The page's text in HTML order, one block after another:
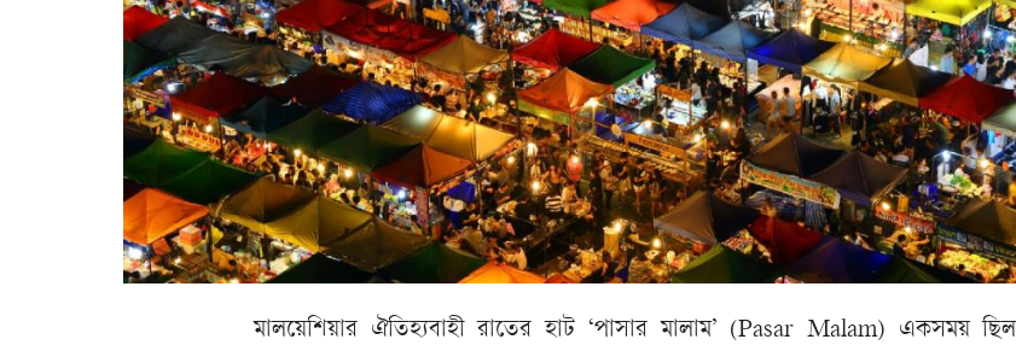
মালয়েশিয়ার ঐতিহ্যবাহী রাতের হাট ‘পাসার মালাম’ (Pasar Malam) একসময় ছিল